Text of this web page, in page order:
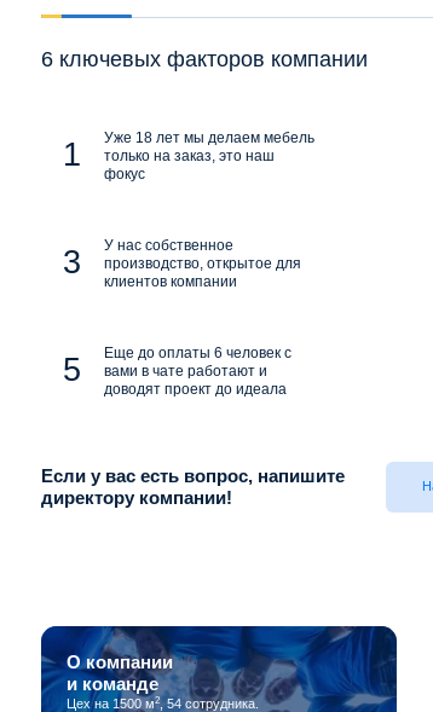
6 ключевых факторов компании
Уже 18 лет мы делаем мебель
только на заказ, это наш
фокус
У нас собственное
производство, открытое для
клиентов компании
Еще до оплаты 6 человек с
вами в чате работают и
доводят проект до идеала
Если у вас есть вопрос, напишите
директору компании!
О компании
и команде
Цех на 1500 м2, 54 сотрудника.